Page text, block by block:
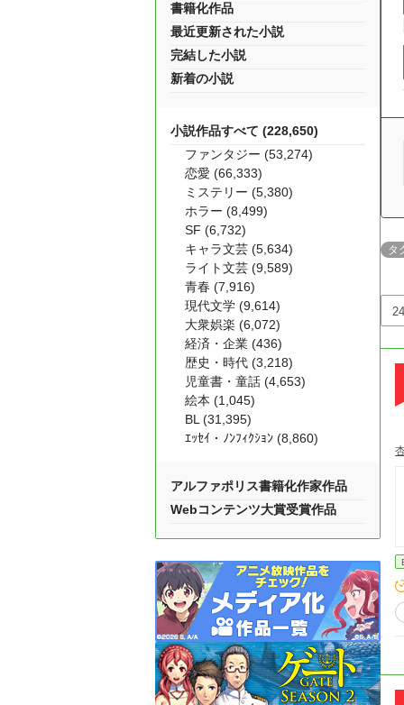
タ
書籍化作品
最近更新された小説
完結した小説
新着の小説
小説作品すべて (228,650)
ファンタジー (53,274)
恋愛 (66,333)
ミステリー (5,380)
ホラー (8,499)
SF (6,732)
キャラ文芸 (5,634)
ライト文芸 (9,589)
青春 (7,916)
現代文学 (9,614)
大衆娯楽 (6,072)
経済・企業 (436)
歴史・時代 (3,218)
児童書・童話 (4,653)
絵本 (1,045)
BL (31,395)
ｴｯｾｲ・ﾉﾝﾌｨｸｼｮﾝ (8,860)
アルファポリス書籍化作家作品
Webコンテンツ大賞受賞作品